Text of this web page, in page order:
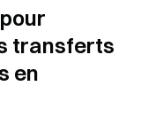
transferts
en